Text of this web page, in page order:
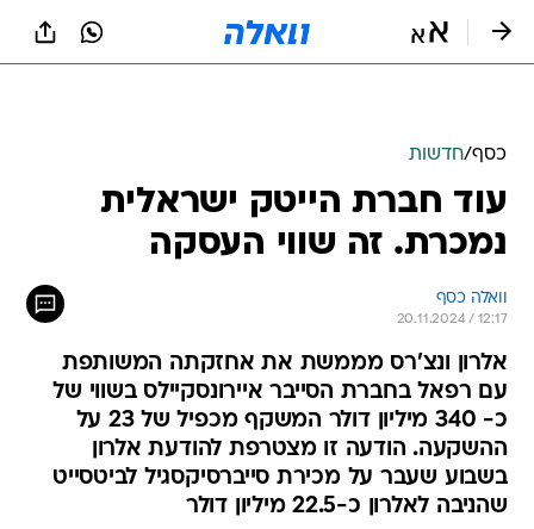
כסף/חדשות
עוד חברת הייטק ישראלית
נמכרת. זה שווי העסקה
וואלה כסף
20.11.2024 / 12:17
אלרון ונצ'רס מממשת את אחזקתה המשותפת
עם רפאל בחברת הסייבר איירונסקיילס בשווי של
כ- 340 מיליון דולר המשקף מכפיל של 23 על
ההשקעה. הודעה זו מצטרפת להודעת אלרון
בשבוע שעבר על מכירת סייברסיקסגיל לביטסייט
שהניבה לאלרון כ-22.5 מיליון דולר